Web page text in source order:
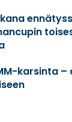
karsinta –